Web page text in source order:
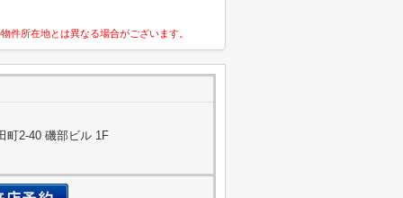
件所在地とは異なる場合がございます。
町2-40 磯部ビル 1F